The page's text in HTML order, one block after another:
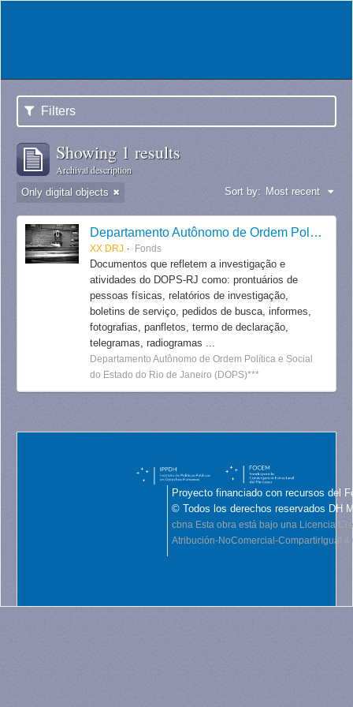
Filters
Showing 1 results
Archival description
Only digital objects Sort by: Most recent
Departamento Autônomo de Ordem Política e Social do Estado do Rio de Janeiro
XX DRJ Fonds
Documentos que refletem a investigação e
atividades do DOPS-RJ como: prontuários de
pessoas físicas, relatórios de investigação,
boletins de serviço, pedidos de busca, informes,
fotografias, panfletos, termo de declaração,
telegramas, radiogramas ...
Departamento Autônomo de Ordem Política e Social
do Estado do Rio de Janeiro (DOPS)***
Proyecto financiado con recursos del
© Todos los derechos reservados DH
cbna Esta obra está bajo una Licencia
Atribución-NoComercial-CompartirIgual